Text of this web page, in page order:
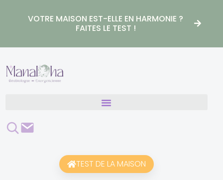
VOTRE MAISON EST-ELLE EN HARMONIE ?
FAITES LE TEST !
Rechercher
Contact
TEST DE LA MAISON